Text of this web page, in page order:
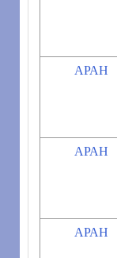
АРАН
АРАН
АРАН